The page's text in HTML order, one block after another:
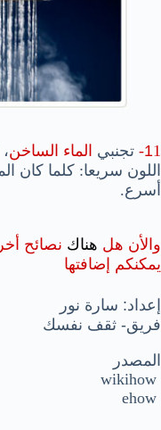
11- تجنبي الماء الساخن
اللون سريعا: كلما كان
أسرع.
والأن هل هناك نصائح
يمكنكم إضافتها
إعداد: سارة نور
فريق- ثقف نفسك
المصدر
ehow